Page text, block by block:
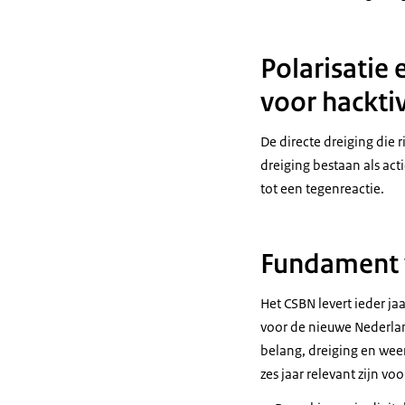
Risico’s
De
Die
Digitale
Staten
Zware
lucratiever
Scheefgroei
Om als
digitale
dreiging.
Polarisatie
voor
De directe dreiging die
dreiging bestaan als
tot een tegenreactie.
Het CSBN levert ieder
voor de nieuwe
belang, dreiging en
zes jaar relevant zijn